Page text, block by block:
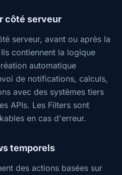
côté serveur
serveur, avant ou après la
contiennent la logique
automatique
de notifications, calculs,
avec des systèmes tiers
APIs. Les Filters sont
en cas d'erreur.
temporels
des actions basées sur